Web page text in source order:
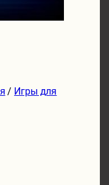
/ Игры для